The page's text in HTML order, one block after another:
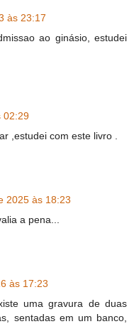
às 23:17
ao ginásio, estudei
02:29
,estudei com este livro .
2025 às 18:23
a pena...
às 17:23
uma gravura de duas
sentadas em um banco,